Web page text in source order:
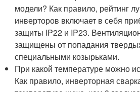
модели? Как правило, рейтинг
инверторов включает в себя
защиты IP22 и IP23.
защищены от попадания
специальными козырьками.
При какой температуре можно
Как правило, инверторная